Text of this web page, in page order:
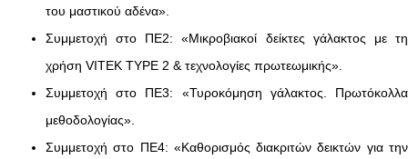
του μαστικού αδένα».
Συμμετοχή στο ΠΕ2: «Μικροβιακοί δείκτες γάλακτος με τη
χρήση VITEK TYPE 2 & τεχνολογίες πρωτεωμικής».
Συμμετοχή στο ΠΕ3: «Τυροκόμηση γάλακτος. Πρωτόκολλα
μεθοδολογίας».
Συμμετοχή στο ΠΕ4: «Καθορισμός διακριτών δεικτών για την